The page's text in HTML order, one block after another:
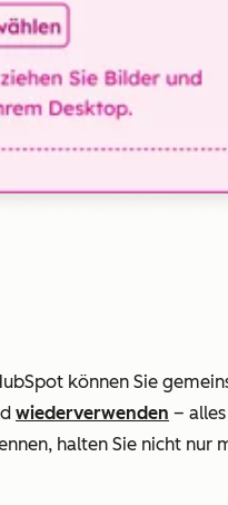
können Sie
wiederverwenden –
halten Sie nicht nur